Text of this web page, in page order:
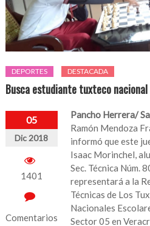
DEPORTES DESTACADA
Busca estudiante tuxteco nacional
05
Dic 2018
1401
Comentarios
Pancho Herrera/
Ramón Mendoza
informó que este
Isaac Morinchel,
Sec. Técnica Núm.
representará a la
Técnicas de Los
Nacionales
Sector 05 en